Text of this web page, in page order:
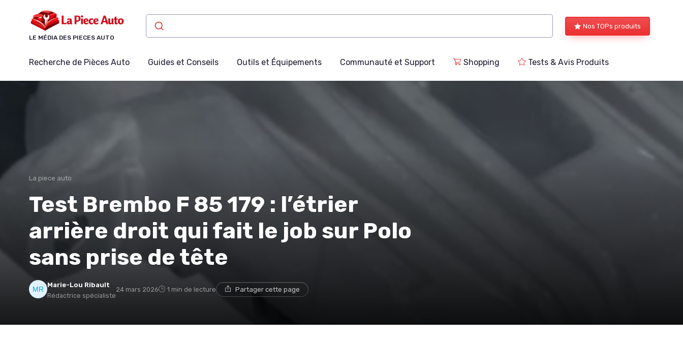
LE MÉDIA DES PIECES AUTO
Nos TOPs produits
Recherche de Pièces Auto Guides et Conseils Outils et Équipements Communauté et Support Shopping Tests & Avis Produits
La piece auto
Test Brembo F 85 179 : l’étrier
arrière droit qui fait le job sur Polo
sans prise de tête
Marie-Lou Ribault
Rédactrice spécialiste
24 mars 2026 1 min de lecture Partager cette page